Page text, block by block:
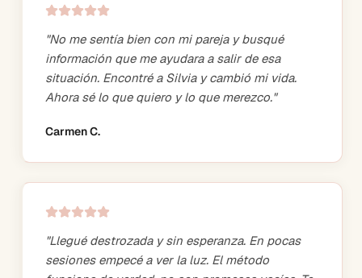
"No me sentía bien con mi pareja y busqué
información que me ayudara a salir de esa
situación. Encontré a Silvia y cambió mi vida.
Ahora sé lo que quiero y lo que merezco."
Carmen C.
"Llegué destrozada y sin esperanza. En pocas
sesiones empecé a ver la luz. El método